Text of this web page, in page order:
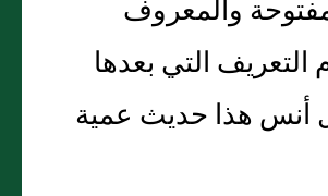
والمعروف
التعريف التي بعدها
أنس هذا حديث عمية